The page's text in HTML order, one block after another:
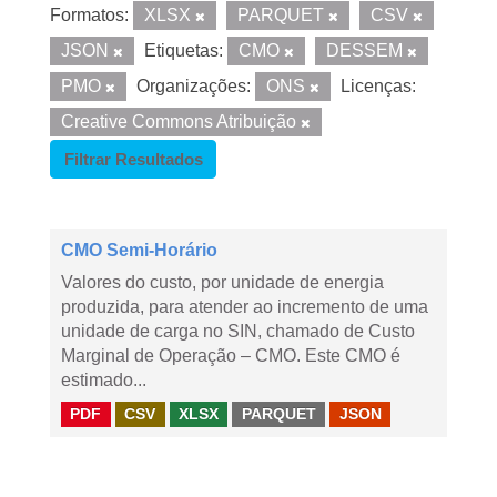
Formatos: XLSX PARQUET
CSV
JSON
Etiquetas: CMO
DESSEM
PMO
Organizações: ONS
Licenças:
Creative Commons Atribuição
Filtrar Resultados
CMO Semi-Horário
Valores do custo, por unidade de energia
produzida, para atender ao incremento de uma
unidade de carga no SIN, chamado de Custo
Marginal de Operação – CMO. Este CMO é
estimado...
PDF CSV XLSX PARQUET JSON